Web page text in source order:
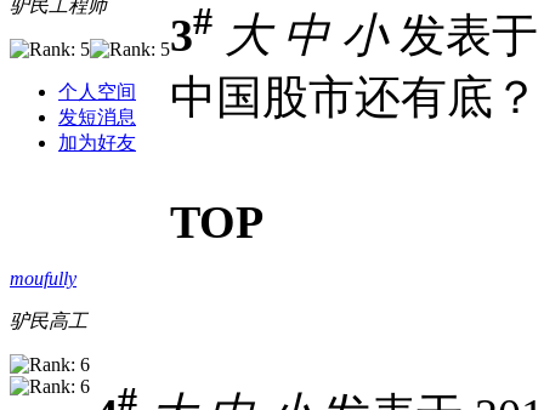
驴民工程师
个人空间
发短消息
加为好友
3# 大 中 小发表于
中国股市还有底？
TOP
moufully
驴民高工
#